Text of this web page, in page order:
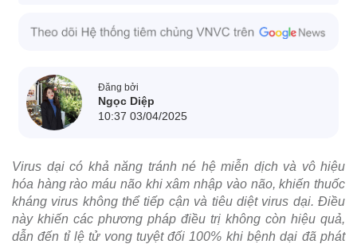
Đăng bởi
Ngọc Diệp
10:37 03/04/2025
Virus dại có khả năng tránh né hệ miễn dịch và vô hiệu
hóa hàng rào máu não khi xâm nhập vào não, khiến thuốc
kháng virus không thể tiếp cận và tiêu diệt virus dại. Điều
này khiến các phương pháp điều trị không còn hiệu quả,
dẫn đến tỉ lệ tử vong tuyệt đối 100% khi bệnh dại đã phát